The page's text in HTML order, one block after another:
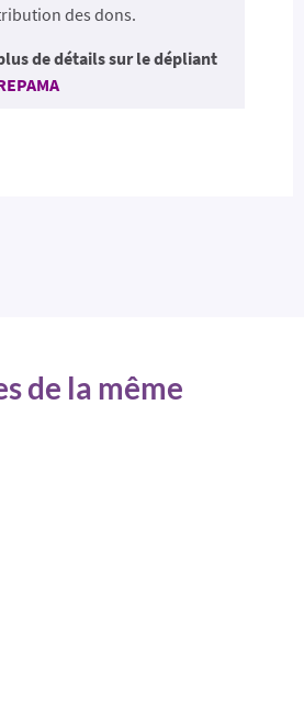
des dons.
de détails sur le dépliant
de la même